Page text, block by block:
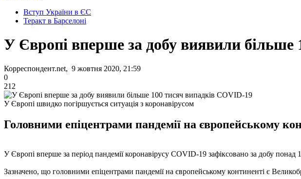
Вступ України в ЄС
Теракт в Барселоні
У Європі вперше за добу виявили більше
Корреспондент.net, 9 жовтня 2020, 21:59
0
212
У Європі швидко погіршується ситуація з коронавірусом
Головними епіцентрами пандемії на європейському
У Європі вперше за період пандемії коронавірусу COVID-19 зафіксовано за добу
Зазначено, що головними епіцентрами пандемії на європейському континенті є